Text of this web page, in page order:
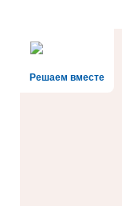
Решаем вместе